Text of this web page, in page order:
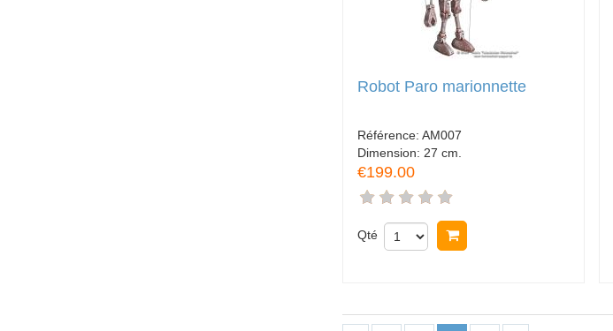
Robot Paro marionnette
Référence: AM007
Dimension: 27 cm.
€199.00
Qté